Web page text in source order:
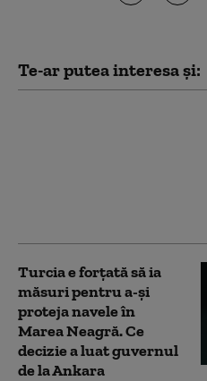
Te-ar putea interesa și:
Turcia e forțată să ia
măsuri pentru a-și
proteja navele în
Marea Neagră. Ce
decizie a luat guvernul
de la Ankara